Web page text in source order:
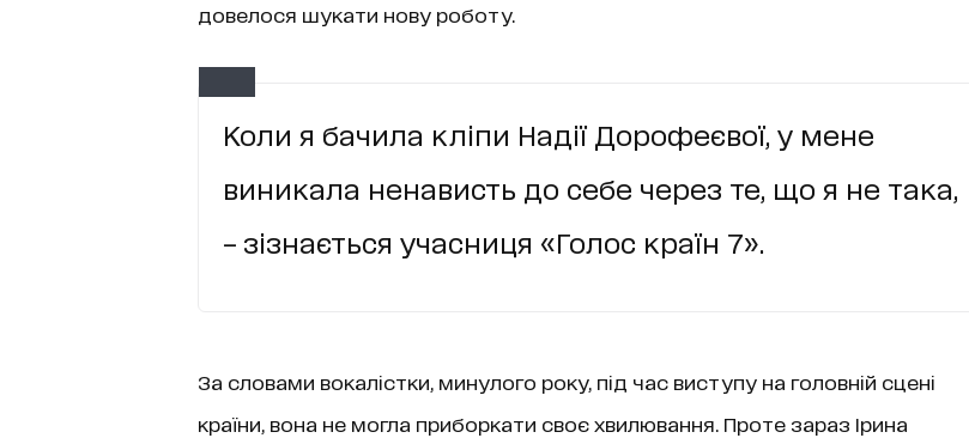
довелося шукати нову роботу.
Коли я бачила кліпи Надії Дорофеєвої, у мене
виникала ненависть до себе через те, що я не така,
– зізнається учасниця «Голос країн 7».
За словами вокалістки, минулого року, під час виступу на головній сцені
країни, вона не могла приборкати своє хвилювання. Проте зараз Ірина